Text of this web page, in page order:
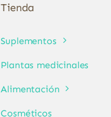
Tienda
Suplementos
Plantas medicinales
Alimentación
Cosméticos